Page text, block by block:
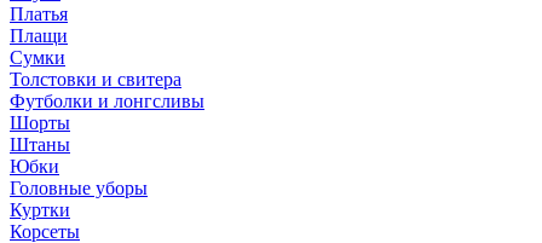
Платья
Плащи
Сумки
Толстовки и свитера
Футболки и лонгсливы
Шорты
Штаны
Юбки
Головные уборы
Куртки
Корсеты